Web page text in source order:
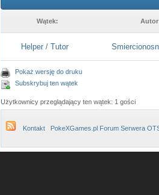
Wątek: Autor
Helper / Tutor
Pokaż wersję do druku
Subskrybuj ten wątek
Użytkownicy przeglądający ten wątek: 1 gości
Kontakt PokeXGames.pl Forum Serwera